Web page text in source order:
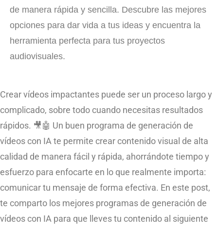
de manera rápida y sencilla. Descubre las mejores
opciones para dar vida a tus ideas y encuentra la
herramienta perfecta para tus proyectos
audiovisuales.
Crear vídeos impactantes puede ser un proceso largo y
complicado, sobre todo cuando necesitas resultados
rápidos. 🎥🤖 Un buen programa de generación de
vídeos con IA te permite crear contenido visual de alta
calidad de manera fácil y rápida, ahorrándote tiempo y
esfuerzo para enfocarte en lo que realmente importa:
comunicar tu mensaje de forma efectiva. En este post,
te comparto los mejores programas de generación de
vídeos con IA para que lleves tu contenido al siguiente